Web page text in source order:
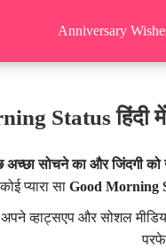
Anniversary
Status हिंदी
सोचने का और जिंदगी
प्यारा सा Good Morning
व्हाट्सएप और सोशल